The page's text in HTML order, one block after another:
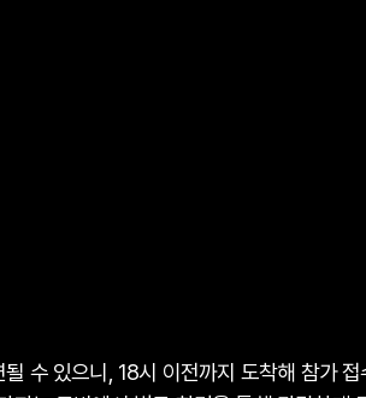
수 있으니, 18시 이전까지 도착해 참가